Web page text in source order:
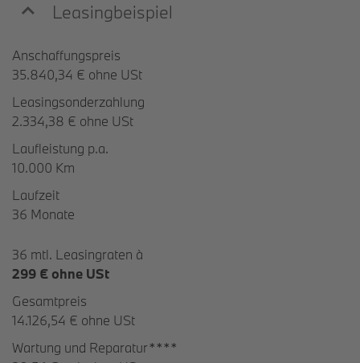
Leasingbeispiel
Anschaffungspreis
35.840,34 € ohne USt
Leasingsonderzahlung
2.334,38 € ohne USt
Laufleistung p.a.
10.000 Km
Laufzeit
36 Monate
36 mtl. Leasingraten à
299 € ohne USt
Gesamtpreis
14.126,54 € ohne USt
Wartung und Reparatur****